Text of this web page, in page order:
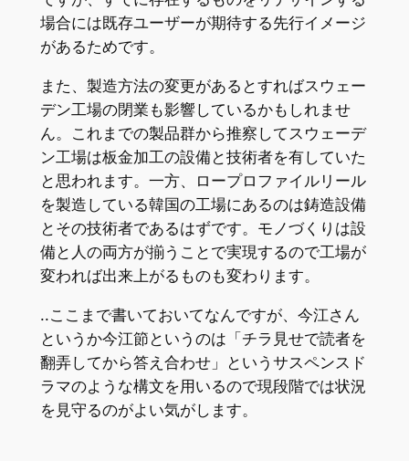
場合には既存ユーザーが期待する先行イメージ
があるためです。
また、製造方法の変更があるとすればスウェー
デン工場の閉業も影響しているかもしれませ
ん。これまでの製品群から推察してスウェーデ
ン工場は板金加工の設備と技術者を有していた
と思われます。一方、ロープロファイルリール
を製造している韓国の工場にあるのは鋳造設備
とその技術者であるはずです。モノづくりは設
備と人の両方が揃うことで実現するので工場が
変われば出来上がるものも変わります。
..ここまで書いておいてなんですが、今江さん
というか今江節というのは「チラ見せで読者を
翻弄してから答え合わせ」というサスペンスド
ラマのような構文を用いるので現段階では状況
を見守るのがよい気がします。